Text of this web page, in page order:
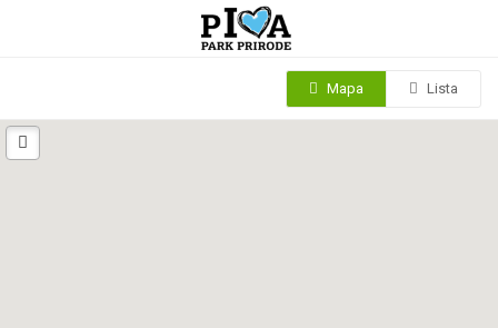
Mapa Lista